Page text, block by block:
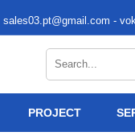
sales03.pt@gmail.com -
PROJECT